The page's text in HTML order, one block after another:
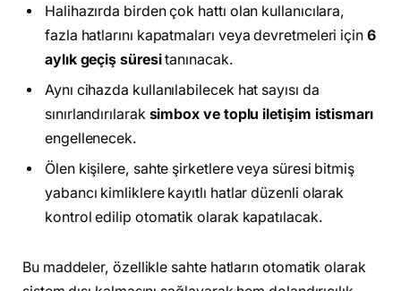
Halihazırda birden çok hattı olan kullanıcılara,
fazla hatlarını kapatmaları veya devretmeleri için 6
aylık geçiş süresitanınacak.
Aynı cihazda kullanılabilecek hat sayısı da
sınırlandırılarak simbox ve toplu iletişim istismarı
engellenecek.
Ölen kişilere, sahte şirketlere veya süresi bitmiş
yabancı kimliklere kayıtlı hatlar düzenli olarak
kontrol edilip otomatik olarak kapatılacak.
Bu maddeler, özellikle sahte hatların otomatik olarak